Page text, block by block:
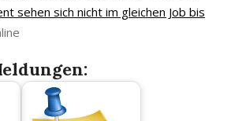
sehen sich nicht im gleichen Job bis